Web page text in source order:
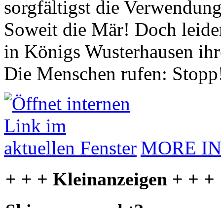
sorgfältigst die
Soweit die Mär! Doch
in Königs Wusterhausen
Die Menschen rufen:
MORE
+ + + Kleinanzeigen + + +